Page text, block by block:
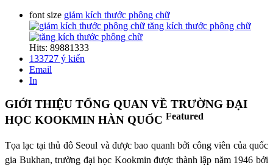
font size giảm kích thước phông chữ
tăng kích thước phông chữ
Hits: 89881333
133727 ý kiến
Email
In
GIỚI THIỆU TỔNG QUAN VỀ TRƯỜNG ĐẠI
HỌC KOOKMIN HÀN QUỐC Featured
Tọa lạc tại thủ đô Seoul và được bao quanh bởi công viên của quốc
gia Bukhan, trường đại học Kookmin được thành lập năm 1946 bởi